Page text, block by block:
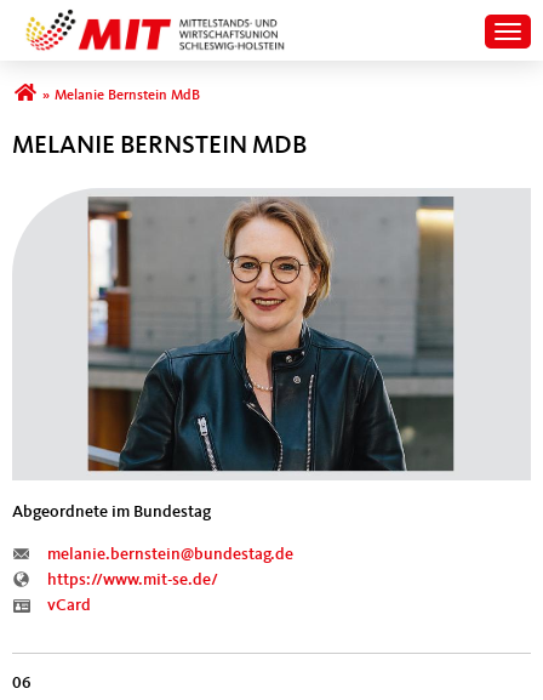
Sie sind hier
» Melanie Bernstein MdB
MELANIE BERNSTEIN MDB
Abgeordnete im Bundestag
melanie.bernstein@bundestag.de
https://www.mit-se.de/
vCard
06